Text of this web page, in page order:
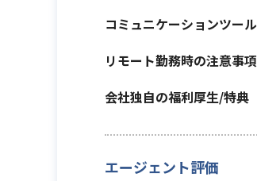
コミュニケーションツール
リモート勤務時の注意事項
会社独自の福利厚生/特典
エージェント評価